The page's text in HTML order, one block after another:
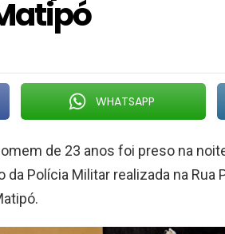
WHATSAPP
de 23 anos foi preso na
da Polícia Militar realizada na Rua